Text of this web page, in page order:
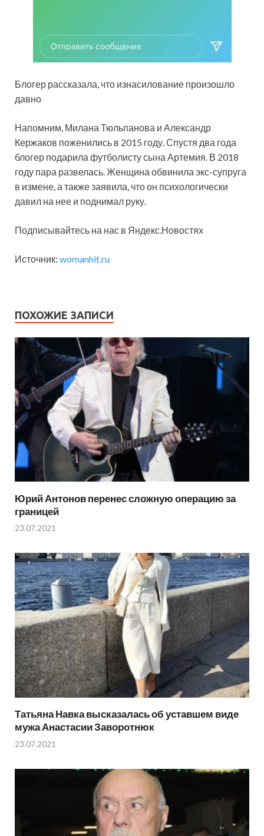
Блогер рассказала, что изнасилование произошло
давно
Напомним, Милана Тюльпанова и Александр
Кержаков поженились в 2015 году. Спустя два года
блогер подарила футболисту сына Артемия. В 2018
году пара развелась. Женщина обвинила экс-супруга
в измене, а также заявила, что он психологически
давил на нее и поднимал руку.
Подписывайтесь на нас в Яндекс.Новостях
Источник: womanhit.ru
ПОХОЖИЕ ЗАПИСИ
Юрий Антонов перенес сложную операцию за
границей
23.07.2021
Татьяна Навка высказалась об уставшем виде
мужа Анастасии Заворотнюк
23.07.2021